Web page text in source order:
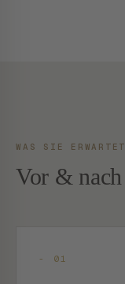
WAS SIE ERWARTET
Vor & nach
- 01